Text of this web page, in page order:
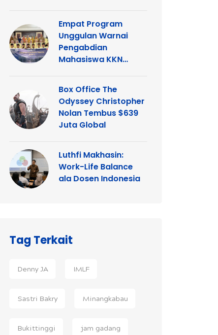
Empat Program
Unggulan Warnai
Pengabdian
Mahasiswa KKN
Kelurahan Ganting
Box Office The
Odyssey Christopher
Nolan Tembus $639
Juta Global
Luthfi Makhasin:
Work-Life Balance
ala Dosen Indonesia
Tag Terkait
Denny JA IMLF
Sastri Bakry Minangkabau
Bukittinggi jam gadang